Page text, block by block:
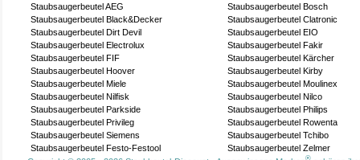
Staubsaugerbeutel AEG
Staubsaugerbeutel Bosch
Staubsaugerbeutel Black&Decker
Staubsaugerbeutel Clatronic
Staubsaugerbeutel Dirt Devil
Staubsaugerbeutel EIO
Staubsaugerbeutel Electrolux
Staubsaugerbeutel Fakir
Staubsaugerbeutel FIF
Staubsaugerbeutel Kärcher
Staubsaugerbeutel Hoover
Staubsaugerbeutel Kirby
Staubsaugerbeutel Miele
Staubsaugerbeutel Moulinex
Staubsaugerbeutel Nilfisk
Staubsaugerbeutel Nilco
Staubsaugerbeutel Parkside
Staubsaugerbeutel Philips
Staubsaugerbeutel Privileg
Staubsaugerbeutel Rowenta
Staubsaugerbeutel Siemens
Staubsaugerbeutel Tchibo
Staubsaugerbeutel Festo-Festool
Staubsaugerbeutel Zelmer
®